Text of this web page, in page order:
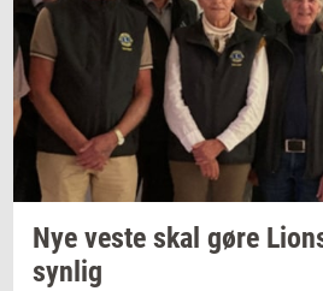
Nye veste skal gøre
syn­lig